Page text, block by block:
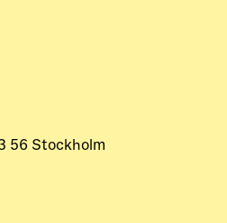
56 Stockholm